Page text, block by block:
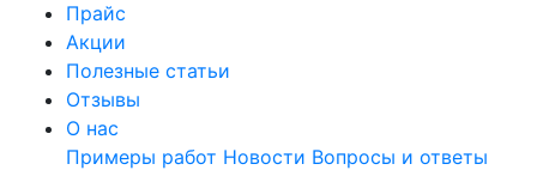
Прайс
Акции
Полезные статьи
Отзывы
О нас
Примеры работ Новости Вопросы и ответы